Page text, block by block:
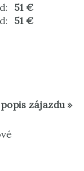
51 €
51 €
zájazdu »